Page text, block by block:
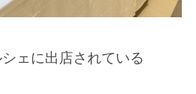
ェに出店されている